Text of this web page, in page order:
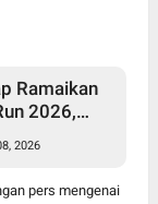
Ramaikan
2026,
2026
pers mengenai